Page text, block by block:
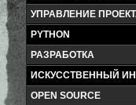
УПРАВЛЕНИЕ
PYTHON
РАЗРАБОТКА
ИСКУССТВЕННЫЙ
OPEN SOURCE